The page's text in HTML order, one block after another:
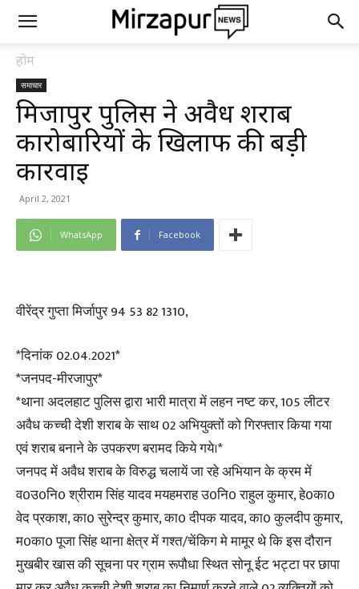
होम
समाचार
मिर्जापुर पुलिस ने अवैध शराब
कारोबारियों के खिलाफ की बड़ी
कार्रवाई
April 2, 2021
WhatsApp Facebook
वीरेंद्र गुप्ता मिर्जापुर 94 53 82 1310,
*दिनांक 02.04.2021*
*जनपद-मीरजापुर*
*थाना अदलहाट पुलिस द्वारा भारी मात्रा में लहन नष्ट कर, 105 लीटर
अवैध कच्ची देशी शराब के साथ 02 अभियुक्तों को गिरफ्तार किया गया
एवं शराब बनाने के उपकरण बरामद किये गये।*
जनपद में अवैध शराब के विरुद्ध चलायें जा रहे अभियान के क्रम में
व0उ0नि0 श्रीराम सिंह यादव मयहमराह उ0नि0 राहुल कुमार, हे0का0
वेद प्रकाश, का0 सुरेन्द्र कुमार, का0 दीपक यादव, का0 कुलदीप कुमार,
म0का0 पूजा सिंह थाना क्षेत्र में गश्त/चेंकिग मे मामूर थे कि इस दौरान
मुखबीर खास की सूचना पर ग्राम रूपौधा स्थित सोनू ईट भट्टा पर छापा